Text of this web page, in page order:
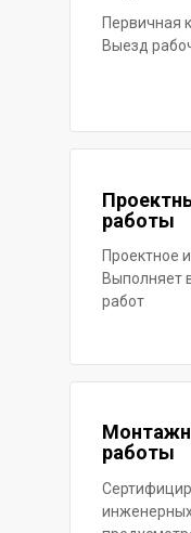
Первичная
Выезд
Проектное
Выполняет
работ
работы
работы